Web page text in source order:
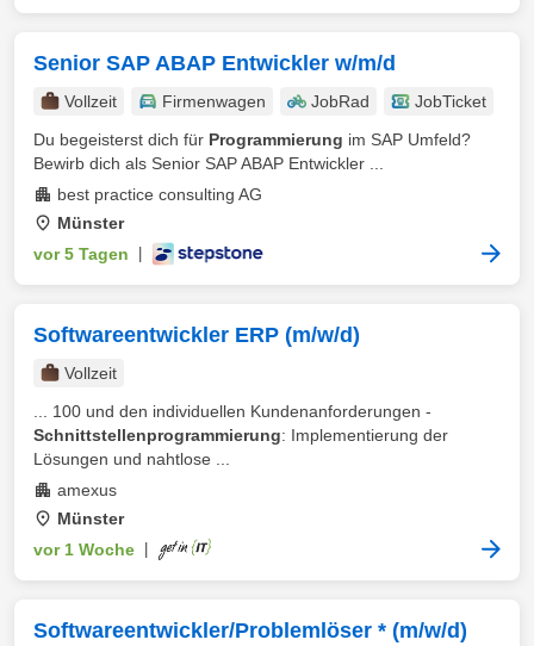
Senior SAP ABAP Entwickler w/m/d
Vollzeit Firmenwagen JobRad
JobTicket
Du begeisterst dich für Programmierung im SAP Umfeld?
Bewirb dich als Senior SAP ABAP Entwickler ...
best practice consulting AG
Münster
vor 5 Tagen
Softwareentwickler ERP (m/w/d)
Vollzeit
... 100 und den individuellen Kundenanforderungen -
Schnittstellenprogrammierung: Implementierung der
Lösungen und nahtlose ...
amexus
Münster
vor 1 Woche
Softwareentwickler/Problemlöser * (m/w/d)